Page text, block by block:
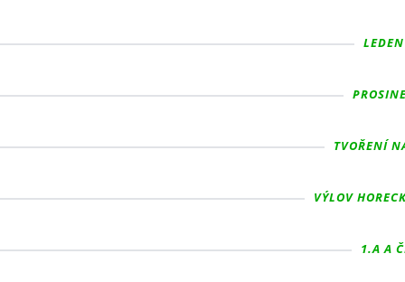
TVOŘENÍ
VÝLOV
1.A A